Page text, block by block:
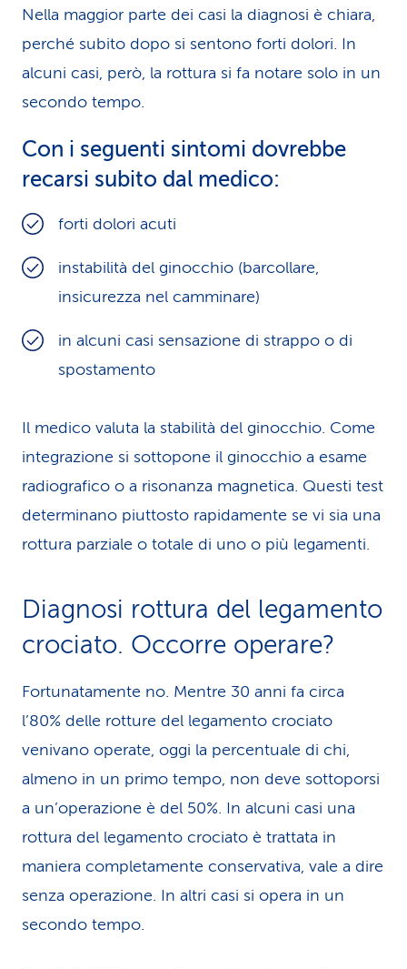
Nella maggior parte dei casi la diagnosi è chiara,
perché subito dopo si sentono forti dolori. In
alcuni casi, però, la rottura si fa notare solo in un
secondo tempo.
Con i seguenti sintomi dovrebbe
recarsi subito dal medico:
forti dolori acuti
instabilità del ginocchio (barcollare,
insicurezza nel camminare)
in alcuni casi sensazione di strappo o di
spostamento
Il medico valuta la stabilità del ginoc­chio. Come
integrazione si sottopone il ginocchio a esame
radiografico o a risonanza magnetica. Questi test
determinano piuttosto rapidamente se vi sia una
rottura parziale o totale di uno o più legamenti.
Diagnosi rottura del legamento
crociato. Occorre operare?
Fortunatamente no. Mentre 30 anni fa circa
l’80% delle rotture del legamento crociato
venivano operate, oggi la percentuale di chi,
almeno in un primo tempo, non deve sottoporsi
a un’operazione è del 50%. In alcuni casi una
rottura del legamento crociato è trattata in
maniera completamente conservativa, vale a dire
senza operazione. In altri casi si opera in un
secondo tempo.